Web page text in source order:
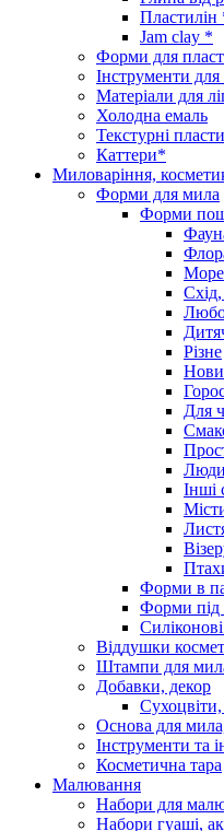
Пластилін
Jam clay *
Форми для
Інструменти
Матеріали для
Холодна емаль
Текстурні
Каттери*
Миловаріння,
Форми для мила
Форми
Море
Різне
Для
Інші
Форми в
Форми під
Віддушки
Штампи для
Добавки, декор
Основа для
Інструменти та
Косметична тара
Малювання
Набори для
Набори гуаші,